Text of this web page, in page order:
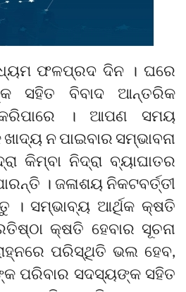
ଫଳପ୍ରଦ ଦିନ । ଘରେ
ସହିତ ବିବାଦ ଆନ୍ତରିକ
। ଆପଣ ସମୟ
ନ ପାଇବାର ସମ୍ଭାବନା
କିମ୍ବା ନିଦ୍ରା ବ୍ୟାଘାତର
। ଜଳାଶୟ ନିକଟବର୍ତ୍ତୀ
। ସମ୍ଭାବ୍ୟ ଆର୍ଥିକ କ୍ଷତି
କ୍ଷତି ହେବାର ସୂଚନା
ପରିସ୍ଥିତି ଭଲ ହେବ,
ପରିବାର ସଦସ୍ୟଙ୍କ ସହିତ